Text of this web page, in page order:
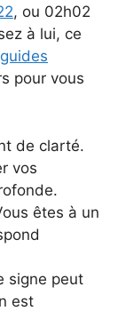
, ou 02h02
à lui, ce
pour vous
de clarté.
vos
êtes à un
signe peut
est